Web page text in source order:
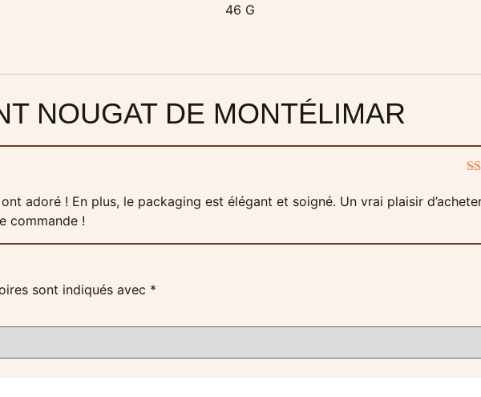
46 G
NOUGAT DE MONTÉLIMAR
adoré ! En plus, le packaging est élégant et soigné. Un vrai plaisir
commande !
sont indiqués avec *